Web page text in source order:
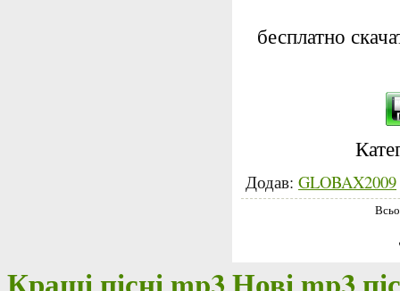
бесплатно
Додав: GLOBAX2009